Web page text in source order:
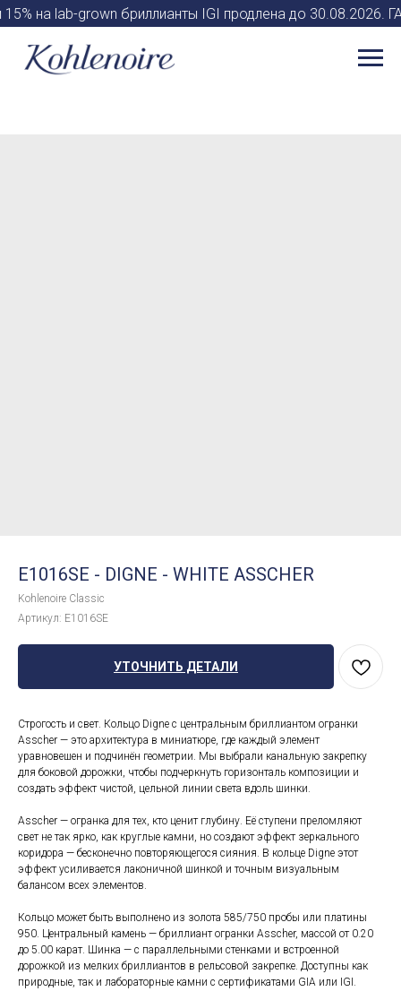
на lab-grown бриллианты IGI продлена до
E1016SE - DIGNE - WHITE ASSCHER
Kohlenoire Classic
Артикул: E1016SE
УТОЧНИТЬ ДЕТАЛИ
Строгость и свет. Кольцо Digne с центральным бриллиантом огранки
Asscher — это архитектура в миниатюре, где каждый элемент
уравновешен и подчинён геометрии. Мы выбрали канальную закрепку
для боковой дорожки, чтобы подчеркнуть горизонталь композиции и
создать эффект чистой, цельной линии света вдоль шинки.
Asscher — огранка для тех, кто ценит глубину. Её ступени преломляют
свет не так ярко, как круглые камни, но создают эффект зеркального
коридора — бесконечно повторяющегося сияния. В кольце Digne этот
эффект усиливается лаконичной шинкой и точным визуальным
балансом всех элементов.
Кольцо может быть выполнено из золота 585/750 пробы или платины
950. Центральный камень — бриллиант огранки Asscher, массой от 0.20
до 5.00 карат. Шинка — с параллельными стенками и встроенной
дорожкой из мелких бриллиантов в рельсовой закрепке. Доступны как
природные, так и лабораторные камни с сертификатами GIA или IGI.